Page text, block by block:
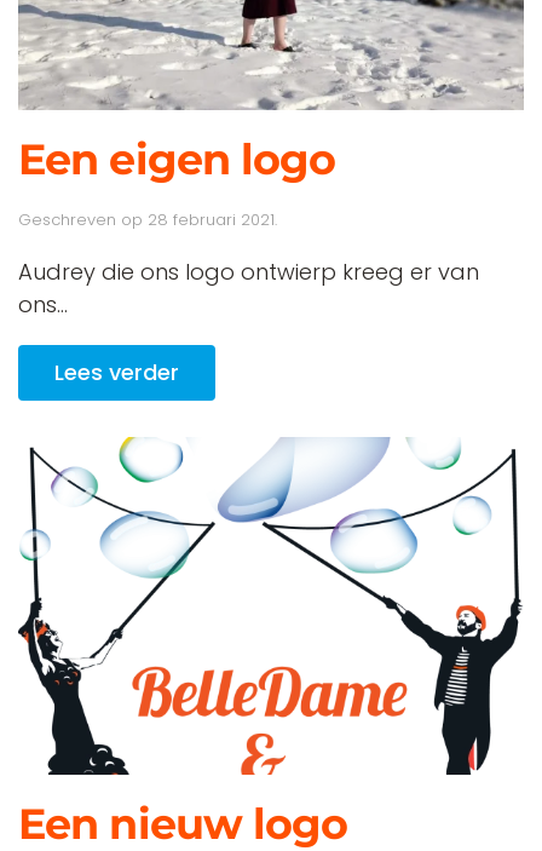
Een eigen logo
Geschreven op 28 februari 2021.
Audrey die ons logo ontwierp kreeg er van
ons...
Lees verder
Een nieuw logo